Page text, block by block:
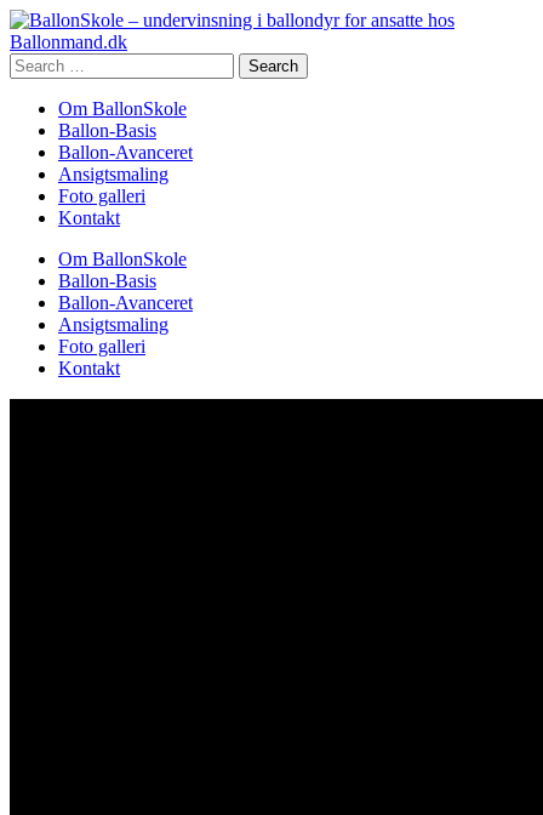
Search
for:
Om BallonSkole
Ballon-Basis
Ballon-Avanceret
Ansigtsmaling
Foto galleri
Kontakt
Om BallonSkole
Ballon-Basis
Ballon-Avanceret
Ansigtsmaling
Foto galleri
Kontakt